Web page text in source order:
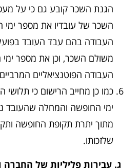
הגנת השכר קובע גם כי על
השכר של עובדיו את מספר ימי
העבודה בהם עבד העובד
משולם השכר, וכן את מספר
העבודה הפוטנציאליים
כמו כן מחייב הרישום כי תלושי
ימי החופשה והמחלה שהעובד
מתוך יתרת תקופת החופשה
שלזכותו.
ג. עבירות פליליות של